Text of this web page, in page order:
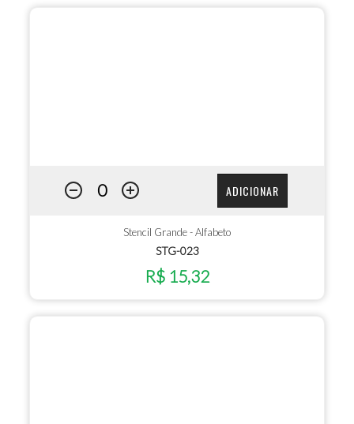
ADICIONAR
Stencil Grande - Alfabeto
STG-023
R$ 15,32